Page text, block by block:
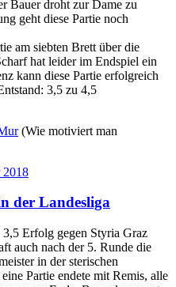
Bauer droht zur Dame zu
geht diese Partie noch
am siebten Brett über die
hat leider im Endspiel ein
kann diese Partie erfolgreich
3,5 zu 4,5
(Wie motiviert man
2018
der Landesliga
Erfolg gegen Styria Graz
auch nach der 5. Runde die
in der sterischen
Partie endete mit Remis, alle